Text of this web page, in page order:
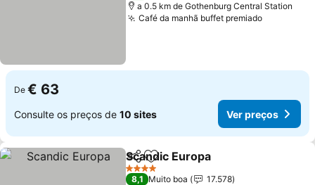
a 0.5 km de Gothenburg Central Station
Café da manhã buffet premiado
De € 63
Consulte os preços de 10 sites Ver preços
PartilharAdicionar aos favoritos
Scandic Europa
4 Estrelas
8,1 Muito boa
17.578